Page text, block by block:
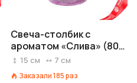
Свеча-столбик с
ароматом «Слива» (80
часов), H15xD7см,
15 см 7 см
Заказали185раз